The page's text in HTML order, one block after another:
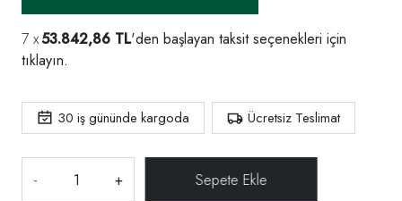
53.842,86 TL'den başlayan taksit seçenekleri için
tıklayın.
30 iş gününde kargoda Ücretsiz Teslimat
- +